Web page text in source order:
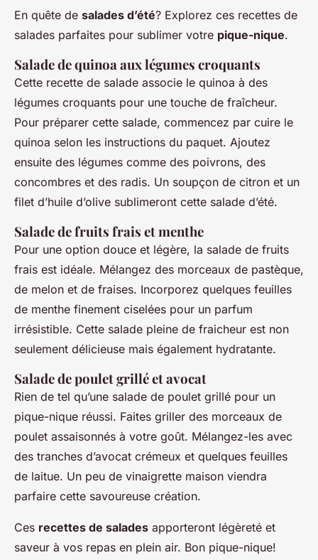
En quête de salades d’été? Explorez ces recettes de
salades parfaites pour sublimer votre pique-nique.
Salade de quinoa aux légumes croquants
Cette recette de salade associe le quinoa à des
légumes croquants pour une touche de fraîcheur.
Pour préparer cette salade, commencez par cuire le
quinoa selon les instructions du paquet. Ajoutez
ensuite des légumes comme des poivrons, des
concombres et des radis. Un soupçon de citron et un
filet d’huile d’olive sublimeront cette salade d’été.
Salade de fruits frais et menthe
Pour une option douce et légère, la salade de fruits
frais est idéale. Mélangez des morceaux de pastèque,
de melon et de fraises. Incorporez quelques feuilles
de menthe finement ciselées pour un parfum
irrésistible. Cette salade pleine de fraicheur est non
seulement délicieuse mais également hydratante.
Salade de poulet grillé et avocat
Rien de tel qu’une salade de poulet grillé pour un
pique-nique réussi. Faites griller des morceaux de
poulet assaisonnés à votre goût. Mélangez-les avec
des tranches d’avocat crémeux et quelques feuilles
de laitue. Un peu de vinaigrette maison viendra
parfaire cette savoureuse création.
Ces recettes de salades apporteront légèreté et
saveur à vos repas en plein air. Bon pique-nique!